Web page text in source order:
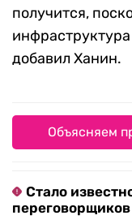
получится,
добавил Ханин.
Объясняем
Стало